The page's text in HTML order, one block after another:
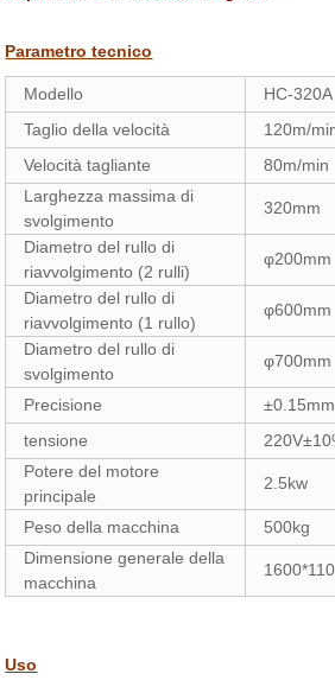
Parametro tecnico
Modello
HC-320A
Taglio della velocità
120m/
Velocità tagliante
80m/min
Larghezza massima di
svolgimento
320mm
Diametro del rullo di
riavvolgimento (2 rulli)
φ200mm
Diametro del rullo di
riavvolgimento (1 rullo)
φ600mm
Diametro del rullo di
svolgimento
φ700mm
Precisione
±0.15mm
tensione
Potere del motore
principale
2.5kw
Peso della macchina
500kg
Dimensione generale della
macchina
Uso